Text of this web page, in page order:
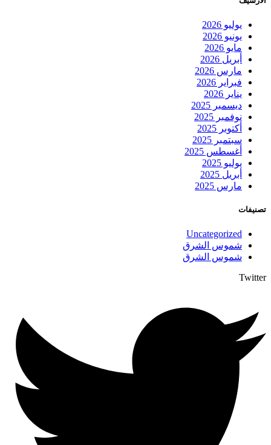
يوليو 2026
يونيو 2026
مايو 2026
أبريل 2026
مارس 2026
فبراير 2026
يناير 2026
ديسمبر 2025
نوفمبر 2025
أكتوبر 2025
سبتمبر 2025
أغسطس 2025
يوليو 2025
أبريل 2025
مارس 2025
تصنيفات
Uncategorized
شموس الشرق
شموس الشرق
Twitter